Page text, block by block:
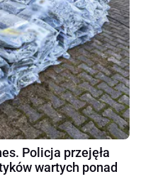
Policja przejęła
wartych ponad